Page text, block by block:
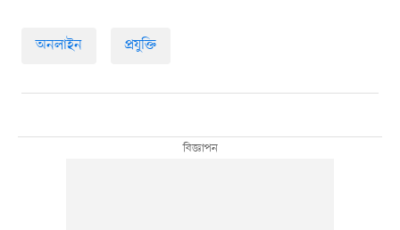
অনলাইন প্রযুক্তি